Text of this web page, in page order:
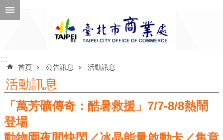
跳到主要內容區塊
公
告
訊
::::::
首頁 公告訊息 活動訊息
活動訊息
「萬芳礦傳奇：酷暑救援」7/7-8/8熱鬧
登場